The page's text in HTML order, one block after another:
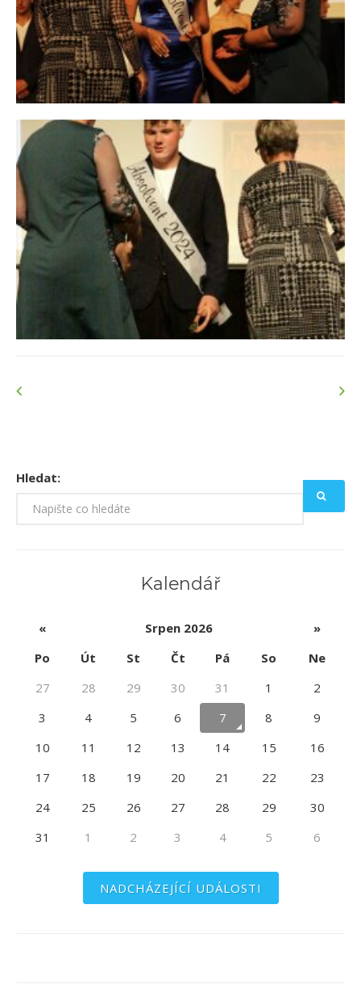
Hledat:
Kalendář
« Srpen 2026
»
Po
Út St Čt Pá So
Ne
27
28 29 30 31 1
2
3
4 5 6 7 8
9
10
11 12 13 14 15
16
17
18 19 20 21 22
23
24
25 26 27 28 29
30
31
1 2 3 4 5 6
NADCHÁZEJÍCÍ UDÁLOSTI